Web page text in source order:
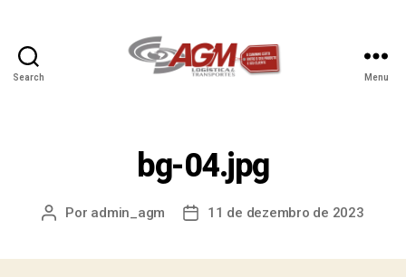
Search Menu
bg-04.jpg
Por admin_agm 11 de dezembro de 2023